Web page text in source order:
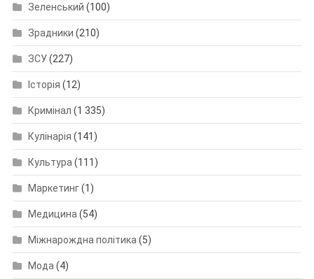
Зеленський (100)
Зрадники (210)
ЗСУ(227)
Історія (12)
Кримінал (1 335)
Кулінарія (141)
Культура(111)
Маркетинг(1)
Медицина(54)
Міжнарождна політика(5)
Мода(4)